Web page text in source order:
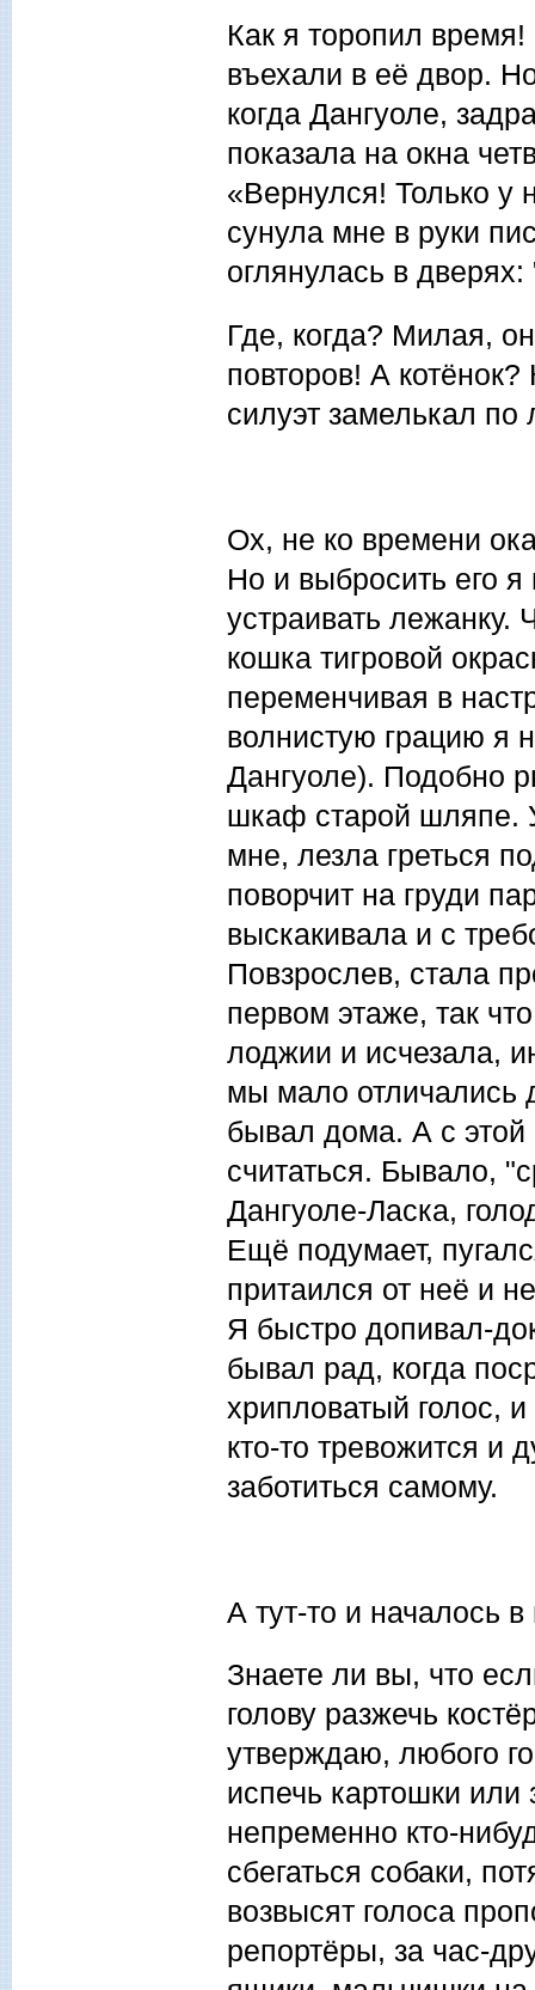
Как я торопил
въехали в её двор.
когда Дангуоле,
показала на окна
«Вернулся! Только у
сунула мне в руки
оглянулась в
Где, когда? Милая,
повторов! А
силуэт замелькал
Ох, не ко времени
Но и выбросить его
устраивать лежанку.
кошка тигровой
переменчивая в
волнистую грацию я
Дангуоле). Подобно
шкаф старой шляпе.
мне, лезла греться
поворчит на груди
выскакивала и с
Повзрослев, стала
первом этаже, так
лоджии и исчезала,
мы мало отличались
бывал дома. А с этой
считаться. Бывало,
Дангуоле-Ласка,
Ещё подумает,
притаился от неё и
Я быстро допивал-
бывал рад, когда
хрипловатый голос,
кто-то тревожится и
заботиться самому.
А тут-то и началось
Знаете ли вы, что
голову разжечь
утверждаю, любого
испечь картошки или
непременно кто-
сбегаться собаки,
возвысят голоса
репортёры, за час-